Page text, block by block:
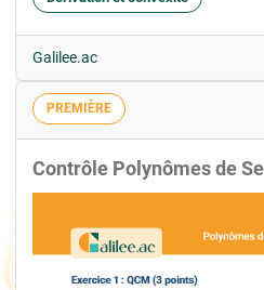
Galilee.ac
PREMIÈRE
Contrôle Polynômes de